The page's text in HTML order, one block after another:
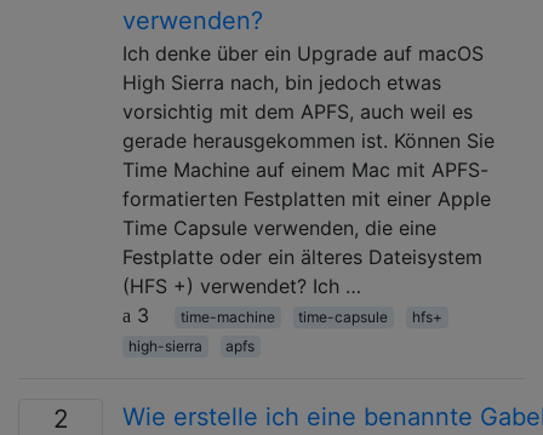
verwenden?
Ich denke über ein Upgrade auf macOS
High Sierra nach, bin jedoch etwas
vorsichtig mit dem APFS, auch weil es
gerade herausgekommen ist. Können Sie
Time Machine auf einem Mac mit APFS-
formatierten Festplatten mit einer Apple
Time Capsule verwenden, die eine
Festplatte oder ein älteres Dateisystem
(HFS +) verwendet? Ich …
3
time-machine time-capsule
hfs+
high-sierra
apfs
2
Wie erstelle ich eine benannte